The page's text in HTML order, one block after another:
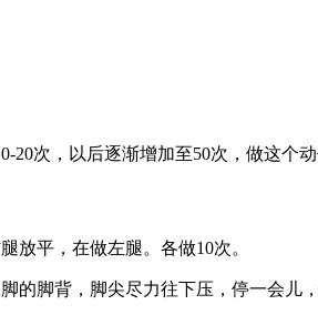
次，以后逐渐增加至50次，做这个
放平，在做左腿。各做10次。
脚背，脚尖尽力往下压，停一会儿